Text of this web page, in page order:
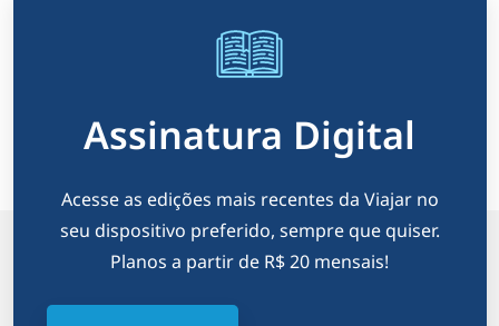
Assinatura Digital
Acesse as edições mais recentes da Viajar no
seu dispositivo preferido, sempre que quiser.
Planos a partir de R$ 20 mensais!